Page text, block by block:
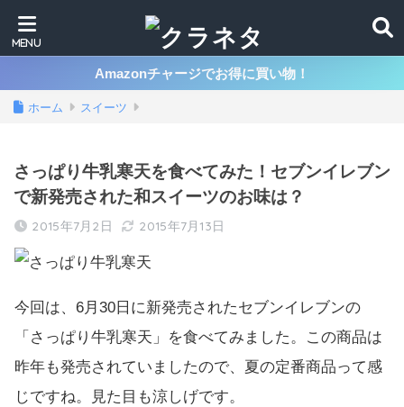
Amazonチャージでお得に買い物！
ホーム スイーツ
さっぱり牛乳寒天を食べてみた！セブンイレブン
で新発売された和スイーツのお味は？
2015年7月2日 2015年7月13日
今回は、6月30日に新発売されたセブンイレブンの
「さっぱり牛乳寒天」を食べてみました。この商品は
昨年も発売されていましたので、夏の定番商品って感
じですね。見た目も涼しげです。